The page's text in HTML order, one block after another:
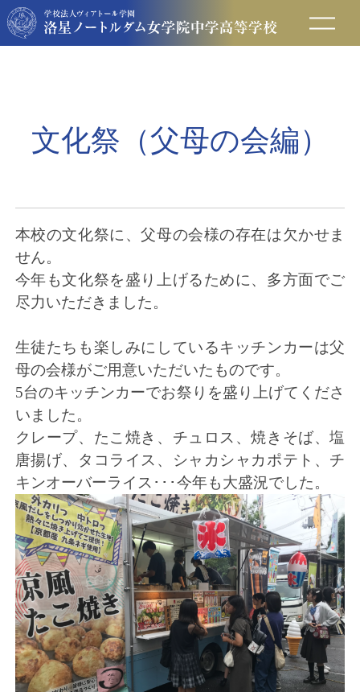
保護者の方へ
入試情報
アクセス
お問い合わせ
資料請求
文化祭（父母の会編）
本校の文化祭に、父母の会様の存在は欠かせま
せん。
今年も文化祭を盛り上げるために、多方面でご
尽力いただきました。
生徒たちも楽しみにしているキッチンカーは父
母の会様がご用意いただいたものです。
5台のキッチンカーでお祭りを盛り上げてくださ
いました。
クレープ、たこ焼き、チュロス、焼きそば、塩
唐揚げ、タコライス、シャカシャカポテト、チ
キンオーバーライス･･･今年も大盛況でした。